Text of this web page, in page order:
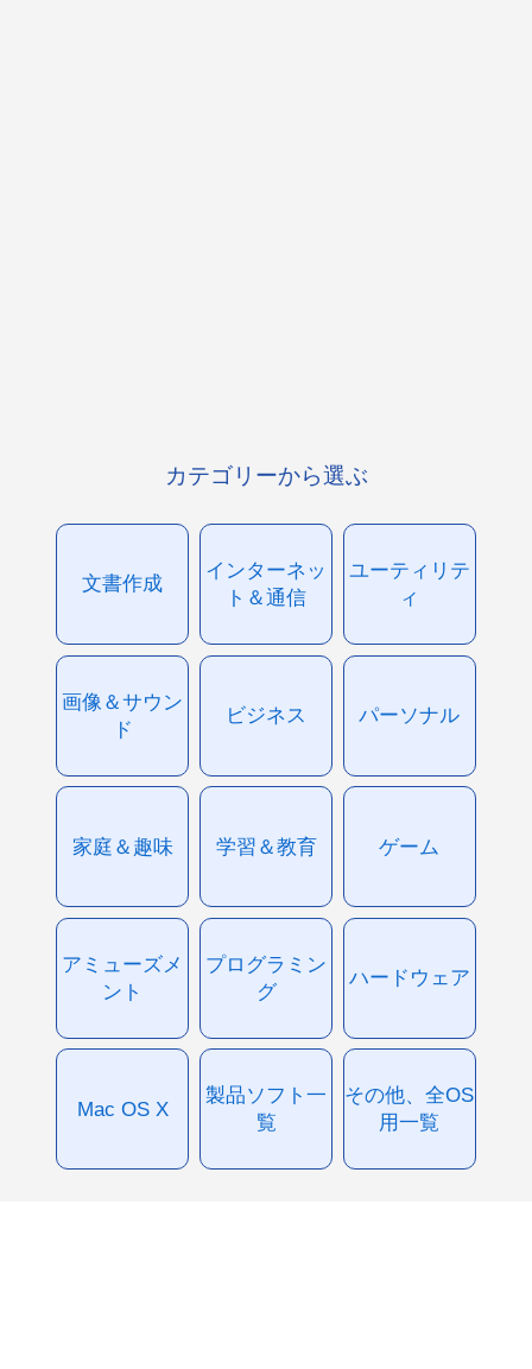
カテゴリーから選ぶ
文書作成
インターネッ
ト＆通信
ユーティリテ
ィ
画像＆サウン
ド
ビジネス パーソナル
家庭＆趣味 学習＆教育 ゲーム
アミューズメ
ント
プログラミン
グ
ハードウェア
Mac OS X
製品ソフト一
覧
その他、全OS
用一覧